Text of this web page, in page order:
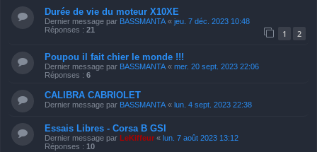
Durée de vie du moteur X10XE
Dernier message par BASSMANTA « jeu. 7 déc. 2023 10:48
Réponses : 21 1 2
Poupou il fait chier le monde !!!
Dernier message par BASSMANTA « mer. 20 sept. 2023 22:06
Réponses : 6
CALIBRA CABRIOLET
Dernier message par BASSMANTA « lun. 4 sept. 2023 22:38
Essais Libres - Corsa B GSI
Dernier message par LeKiffeur « lun. 7 août 2023 13:12
Réponses : 10